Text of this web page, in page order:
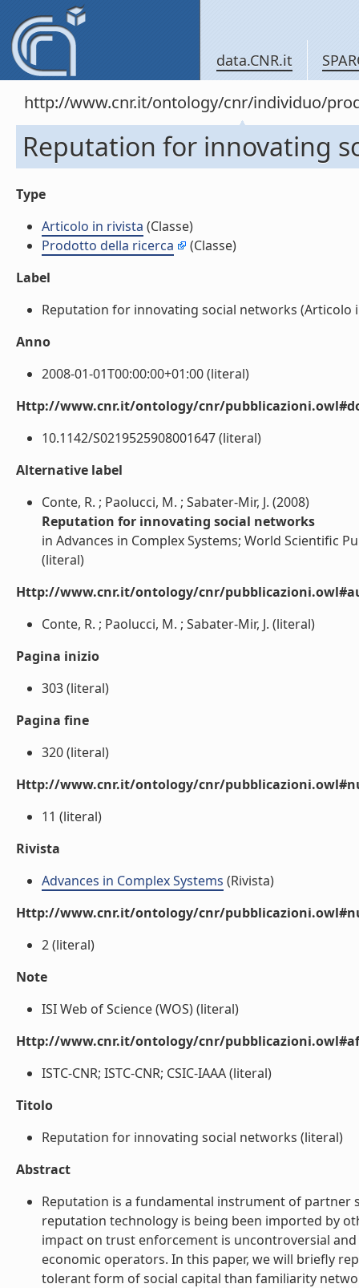
data.CNR.it
http://www.cnr.it/ontology/cnr/individuo/
Reputation for innovating
Type
Articolo in rivista (Classe)
Prodotto della ricerca
(Classe)
Label
Reputation for innovating social networks (Articolo
Anno
2008-01-01T00:00:00+01:00 (literal)
Http://www.cnr.it/ontology/cnr/
10.1142/S0219525908001647 (literal)
Alternative label
Conte, R. ; Paolucci, M. ; Sabater-Mir, J. (2008)
Reputation for innovating social networks
in Advances in Complex Systems; World Scientific
(literal)
Http://www.cnr.it/ontology/cnr/
Conte, R. ; Paolucci, M. ; Sabater-Mir, J. (literal)
Pagina inizio
303 (literal)
Pagina fine
320 (literal)
Http://www.cnr.it/ontology/cnr/
11 (literal)
Rivista
Advances in Complex Systems (Rivista)
Http://www.cnr.it/ontology/cnr/
2 (literal)
Note
ISI Web of Science (WOS) (literal)
Http://www.cnr.it/ontology/cnr/
ISTC-CNR; ISTC-CNR; CSIC-IAAA (literal)
Titolo
Reputation for innovating social networks (literal)
Abstract
Reputation is a fundamental instrument of partner
reputation technology is being been imported by
impact on trust enforcement is uncontroversial
economic operators. In this paper, we will briefly
tolerant form of social capital than familiarity